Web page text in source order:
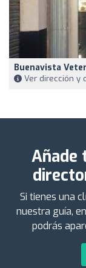
Buenavista
Ver dirección y
Añade
Si tienes una
nuestra guía,
podrás